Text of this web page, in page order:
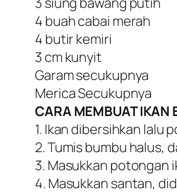
4 buah cabai merah
4 butir kemiri
3 cm kunyit
Garam secukupnya
Merica Secukupnya
CARA MEMBUAT IKAN
1. Ikan dibersihkan lalu
2. Tumis bumbu halus,
3. Masukkan potongan
4. Masukkan santan,